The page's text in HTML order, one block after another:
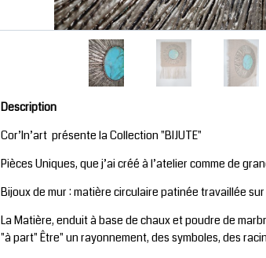
Description
Cor’In’art présente la Collection "BIJUTE"
Pièces Uniques, que j’ai créé à l’atelier comme de
Bijoux de mur : matière circulaire patinée travaillée
La Matière, enduit à base de chaux et poudre de
"à part" Être" un rayonnement, des symboles, des